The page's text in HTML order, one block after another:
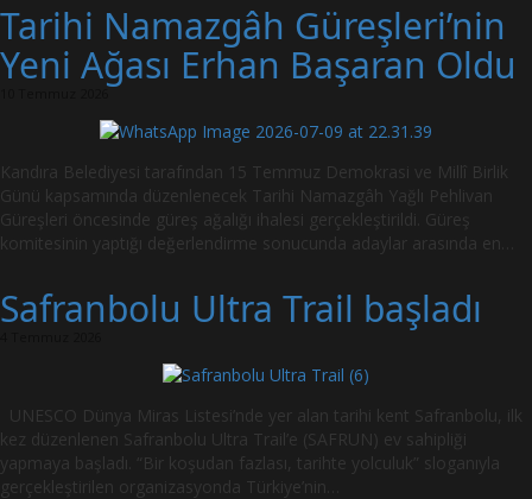
Tarihi Namazgâh Güreşleri’nin
Yeni Ağası Erhan Başaran Oldu
Kandıra Belediyesi tarafından 15 Temmuz Demokrasi ve Millî Birlik
Günü kapsamında düzenlenecek Tarihi Namazgâh Yağlı Pehlivan
Güreşleri öncesinde güreş ağalığı ihalesi gerçekleştirildi. Güreş
komitesinin yaptığı değerlendirme sonucunda adaylar arasında en…
Safranbolu Ultra Trail başladı
UNESCO Dünya Miras Listesi’nde yer alan tarihi kent Safranbolu, ilk
kez düzenlenen Safranbolu Ultra Trail’e (SAFRUN) ev sahipliği
yapmaya başladı. “Bir koşudan fazlası, tarihte yolculuk” sloganıyla
gerçekleştirilen organizasyonda Türkiye’nin…